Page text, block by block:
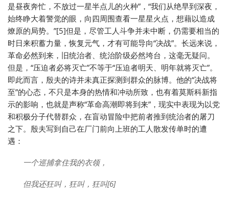
是昼夜奔忙，不放过一星半点儿的火种”，“我们从绝早到深夜，
始终睁大着警觉的眼，向四周围查看一星星火点，想藉以造成
燎原的局势。”[5]但是，尽管工人斗争并未中断，仍需要相当的
时日来积蓄力量，恢复元气，才有可能导向“决战”。长远来说，
革命必然到来，旧统治者、统治阶级必然垮台，这毫无疑问。
但是，“压迫者必将灭亡”不等于“压迫者明天、明年就将灭亡”。
即此而言，殷夫的诗并未真正探测到群众的脉博。他的“决战将
至”的心态，不只是本身的热情和冲动所致，也有着莫斯科新指
示的影响，也就是声称“革命高潮即将到来”，现实中表现为以党
和积极分子代替群众，在盲动冒险中把前者推到统治者的屠刀
之下。殷夫写到自己在厂门前向上班的工人散发传单时的遭
遇：
一个巡捕拿住我的衣领，
但我还狂叫，狂叫，狂叫[6]